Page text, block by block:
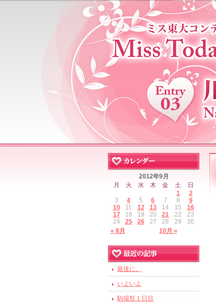
2012年9月
月
火 水 木 金 土 日
« 8月 10月 »
1
2
3
4 5 6 7 8
9
10
11 12 13 14 15
16
17
18 19 20 21 22
23
24
25 26 27 28 29 30
最後に。
いよいよ
駒場祭１日目